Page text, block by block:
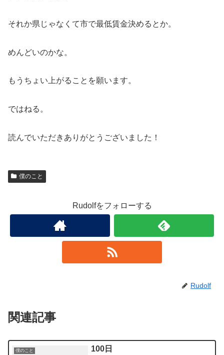
それか県じゃなくて市で最低賃金決めるとか。
めんどいのかな。
もうちょい上がることを願います。
ではねる。
読んでいただきありがとうございました！
僕のこと
Rudolfをフォローする
Rudolf
関連記事
僕のこと 100日